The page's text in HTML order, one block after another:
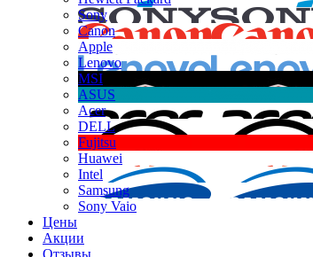
Sony
Canon
Apple
Lenovo
MSI
ASUS
Acer
DELL
Fujitsu
Huawei
Intel
Samsung
Sony Vaio
Цены
Акции
Отзывы